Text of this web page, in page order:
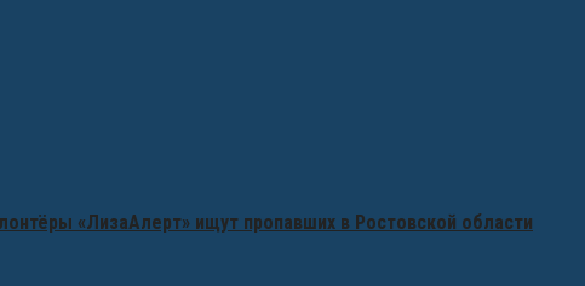
«ЛизаАлерт» ищут пропавших в Ростовской области